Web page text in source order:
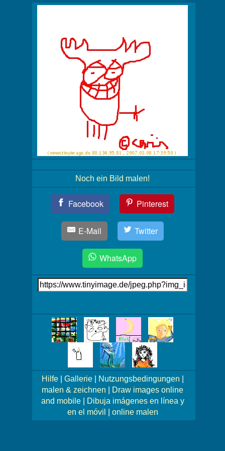
Noch ein Bild malen!
Facebook Pinterest
E-Mail Twitter
WhatsApp
Link
auf's
Mehr
Bilder!
Hilfe| Gallerie| Nutzungsbedingungen
malen & zeichnen
Draw images online
and mobile|
Dibuja imágenes en línea y
en el móvil
online malen